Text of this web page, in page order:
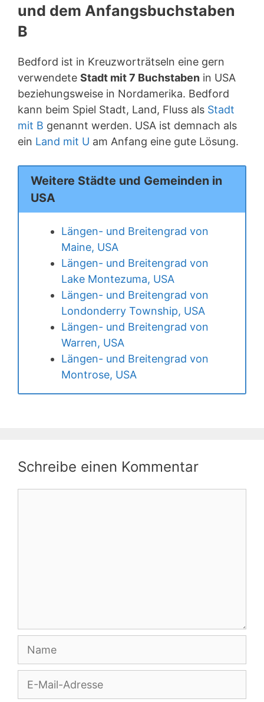
und dem Anfangsbuchstaben
B
Bedford ist in Kreuzworträtseln eine gern
verwendete Stadt mit 7 Buchstaben in USA
beziehungsweise in Nordamerika. Bedford
kann beim Spiel Stadt, Land, Fluss als Stadt
mit B genannt werden. USA ist demnach als
ein Land mit U am Anfang eine gute Lösung.
Weitere Städte und Gemeinden in
USA
Längen- und Breitengrad von
Maine, USA
Längen- und Breitengrad von
Lake Montezuma, USA
Längen- und Breitengrad von
Londonderry Township, USA
Längen- und Breitengrad von
Warren, USA
Längen- und Breitengrad von
Montrose, USA
Schreibe einen Kommentar